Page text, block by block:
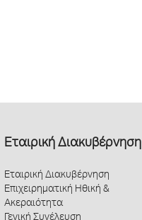
Εταιρική Διακυβέρνηση
Εταιρική Διακυβέρνηση
Επιχειρηματική Ηθική &
Ακεραιότητα
Γενική Συνέλευση